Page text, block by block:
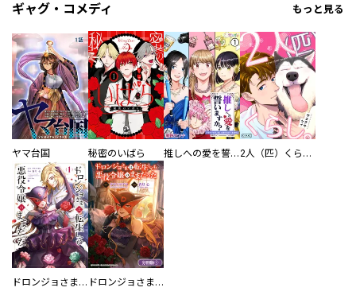
ギャグ・コメディ もっと見る
ヤマ台国 秘密のいばら 推しへの愛を誓いますか？～アラサー女子、推しは逃げぬが人生逃げる～ 2人（匹）くらし。
ドロンジョさまは転生しても悪役令嬢のままだった ドロンジョさまは転生しても悪役令嬢のままだった【分冊版】